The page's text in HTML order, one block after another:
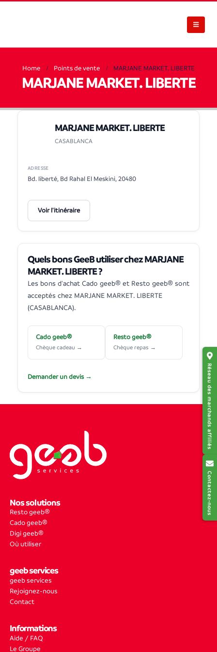
Réseau des marchands affiliés
Contactez-nous
Home Points de vente MARJANE MARKET. LIBERTE
MARJANE MARKET. LIBERTE
MARJANE MARKET. LIBERTE
CASABLANCA
ADRESSE
Bd. liberté, Bd Rahal El Meskini, 20480
Voir l'itinéraire
Quels bons GeeB utiliser chez MARJANE
MARKET. LIBERTE ?
Les bons d'achat Cado geeb® et Resto geeb® sont
acceptés chez MARJANE MARKET. LIBERTE
(CASABLANCA).
Cado geeb®
Chèque cadeau →
Resto geeb®
Chèque repas →
Demander un devis →
Nos solutions
Resto geeb®
Cado geeb®
Digi geeb®
Où utiliser
geeb services
geeb services
Rejoignez-nous
Contact
Informations
Aide / FAQ
Le Groupe